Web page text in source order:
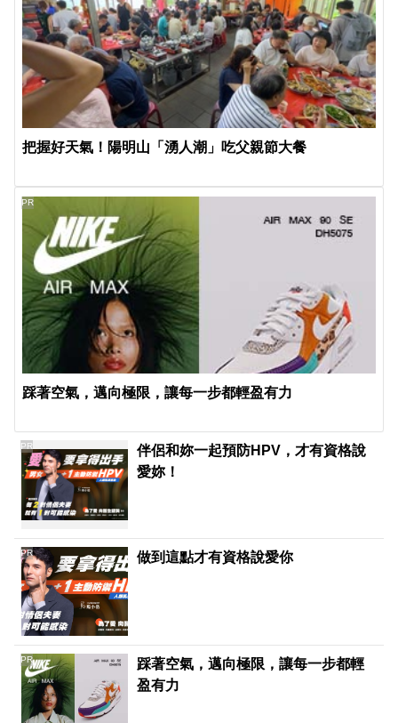
把握好天氣！陽明山「湧人潮」吃父親節大餐
踩著空氣，邁向極限，讓每一步都輕盈有力
PR
伴侶和妳一起預防HPV，才有資格說
愛妳！
PR
做到這點才有資格說愛你
PR
踩著空氣，邁向極限，讓每一步都輕
盈有力
PR